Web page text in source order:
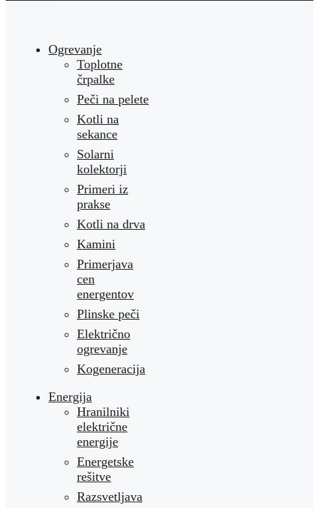
Ogrevanje
Toplotne
črpalke
Peči na pelete
Kotli na
sekance
Solarni
kolektorji
Primeri iz
prakse
Kotli na drva
Kamini
Primerjava
cen
energentov
Plinske peči
Električno
ogrevanje
Kogeneracija
Energija
Hranilniki
električne
energije
Energetske
rešitve
Razsvetljava